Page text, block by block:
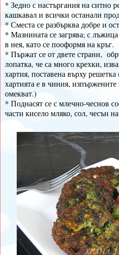
* Зедно с настъргания на ситно
кашкавал и всички останали
* Сместа се разбърква добре и
* Мазнината се загрява; с
в нея, като се пооформя на кръг.
* Пържат се от двете страни,
лопатка, че са много крехки,
хартия, поставена върху
хартията е в чиния,
омекват.)
* Поднасят се с млечно-чеснов
части кисело мляко, сол, чесън